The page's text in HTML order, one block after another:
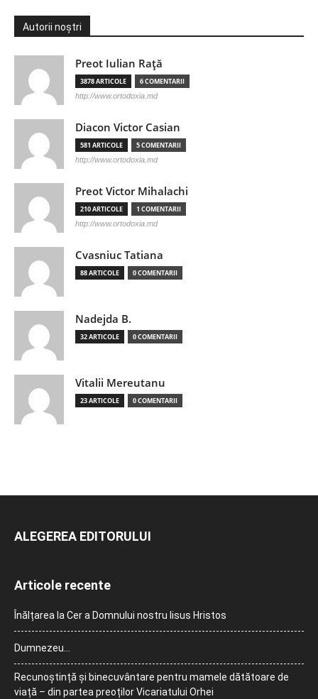
Autorii noștri
Preot Iulian Raţă
3878 ARTICOLE 6 COMENTARII
http://www.ortodoxia.md
Diacon Victor Casian
581 ARTICOLE 5 COMENTARII
http://www.ortodoxia.md
Preot Victor Mihalachi
210 ARTICOLE 1 COMENTARII
http://www.ortodoxia.md
Cvasniuc Tatiana
88 ARTICOLE 0 COMENTARII
Nadejda B.
32 ARTICOLE 0 COMENTARII
Vitalii Mereutanu
23 ARTICOLE 0 COMENTARII
ALEGEREA EDITORULUI
Articole recente
Înălțarea la Cer a Domnului nostru Iisus Hristos
Dumnezeu…
Recunoștință și binecuvântare pentru mamele dătătoare de
viață – din partea preoților Vicariatului Orhei